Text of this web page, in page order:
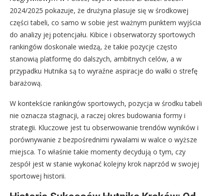
2024/2025 pokazuje, że drużyna plasuje się w środkowej
części tabeli, co samo w sobie jest ważnym punktem wyjścia
do analizy jej potencjału. Kibice i obserwatorzy sportowych
rankingów doskonale wiedzą, że takie pozycje często
stanowią platformę do dalszych, ambitnych celów, a w
przypadku Hutnika są to wyraźne aspiracje do walki o strefę
barażową.
W kontekście rankingów sportowych, pozycja w środku tabeli
nie oznacza stagnacji, a raczej okres budowania formy i
strategii. Kluczowe jest tu obserwowanie trendów wyników i
porównywanie z bezpośrednimi rywalami w walce o wyższe
miejsca. To właśnie takie momenty decydują o tym, czy
zespół jest w stanie wykonać kolejny krok naprzód w swojej
sportowej historii.